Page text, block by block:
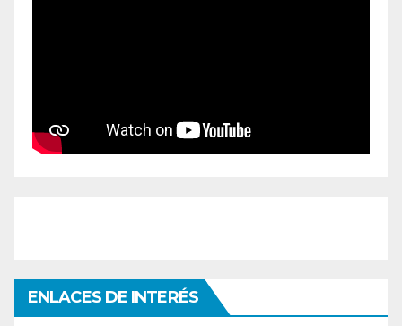
ENLACES DE INTERÉS